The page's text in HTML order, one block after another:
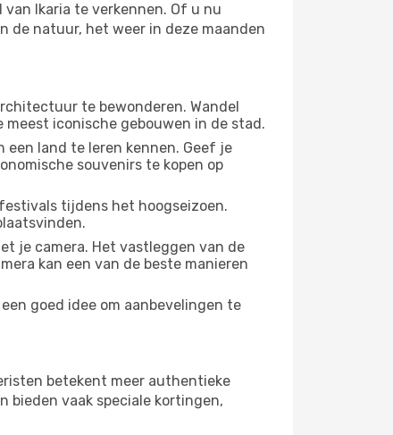
Ikaria te verkennen. Of u nu
de natuur, het weer in deze maanden
te bewonderen. Wandel
iconische gebouwen in de stad.
een land te leren kennen. Geef je
souvenirs te kopen op
tijdens het hoogseizoen.
je camera. Het vastleggen van de
kan een van de beste manieren
goed idee om aanbevelingen te
betekent meer authentieke
bieden vaak speciale kortingen,